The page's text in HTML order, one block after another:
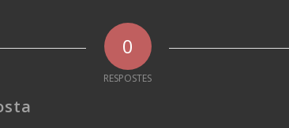
0
RESPOSTES